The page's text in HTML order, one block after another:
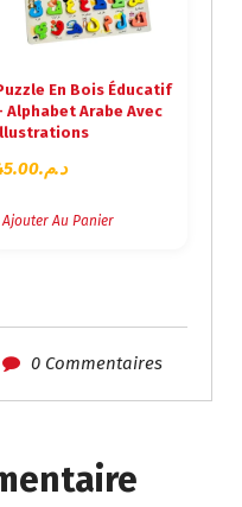
En Bois Éducatif
Alphabet Arabe Avec
د.م.
Ajouter Au Panier
0 Commentaires